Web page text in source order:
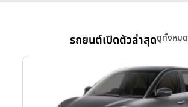
รถยนต์เปิดตัวล่าสุดดูทั้งหมด